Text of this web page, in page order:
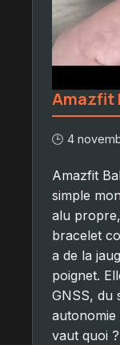
Amazfit
🕒 4
Amazfit
simple
alu
bracelet
a de la
poignet.
GNSS, du
autonomie
vaut quoi